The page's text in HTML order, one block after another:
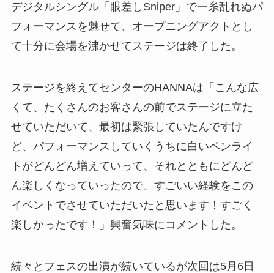
デジタルシングル「眼差しSniper」で一糸乱れぬパ
フォーマンスを魅せて、オープニングアクトとし
て十分に会場を沸かせてステージは終了した。
ステージを終えてセンターのHANNAは「こんな広
くて、たくさんのお客さんの前でステージに立た
せていただいて、最初は緊張していたんですけ
ど、パフォーマンスしていくうちに白いペンライ
トがどんどん増えていって、それとともにどんど
ん楽しくなっていったので、すごいい経験をこの
イベントでさせていただいたと思います！すごく
楽しかったです！」興奮気味にコメントした。
続々とフェスの出演が続いているが次回は5月6日